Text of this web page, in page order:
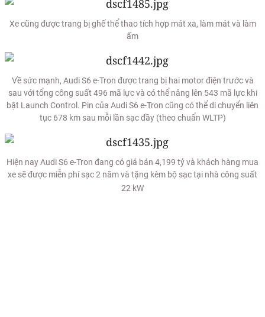
Xe cũng được trang bị ghế thể thao tích hợp mát xa, làm mát và làm
ấm
Về sức mạnh, Audi S6 e-Tron được trang bị hai motor điện trước và
sau với tổng công suất 496 mã lực và có thể nâng lên 543 mã lực khi
bật Launch Control. Pin của Audi S6 e-Tron cũng có thể di chuyển liên
tục 678 km sau mỗi lần sạc đầy (theo chuẩn WLTP)
Hiện nay Audi S6 e-Tron đang có giá bán 4,199 tỷ và khách hàng mua
xe sẽ được miễn phí sạc 2 năm và tặng kèm bộ sạc tại nhà công suất
22 kW